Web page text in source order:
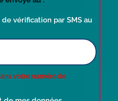
vérification par SMS au
votre numéro de